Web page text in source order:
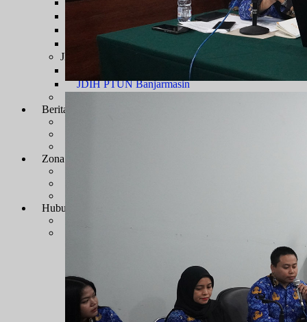
Sengketa Administrasi
Sengketa PTbPuKu
Sengketa Proses Pemilu
JDIH
JDIH PTUN Banjarmasin
Berita
Zona Integritas
Hubungi Kami